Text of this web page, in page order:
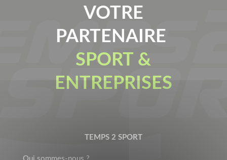
VOTRE
PARTENAIRE
SPORT &
ENTREPRISES
TEMPS 2 SPORT